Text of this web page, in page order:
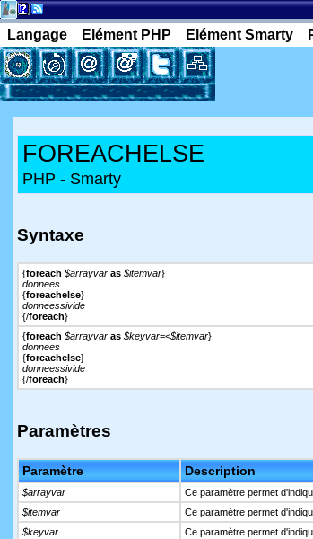
Langage
Elément PHP Elément Smarty
FOREACHELSE
PHP - Smarty
Syntaxe
{foreach $arrayvar as $itemvar}
donnees
{foreachelse}
donneessivide
{/foreach}
{foreach $arrayvar as $keyvar=<$itemvar}
donnees
{foreachelse}
donneessivide
{/foreach}
Paramètres
Paramètre Description
$arrayvar
Ce paramètre permet
$itemvar
Ce paramètre permet
$keyvar
Ce paramètre permet